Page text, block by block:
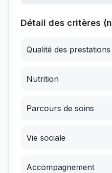
Détail des critères
Qualité des prestations
Nutrition
Parcours de soins
Vie sociale
Accompagnement